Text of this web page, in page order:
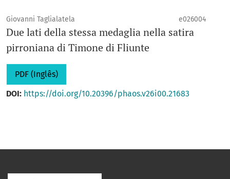
Giovanni Taglialatela e026004
Due lati della stessa medaglia nella satira
pirroniana di Timone di Fliunte
PDF (Inglês)
DOI: https://doi.org/10.20396/phaos.v26i00.21683